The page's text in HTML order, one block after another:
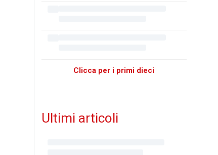
Clicca per i primi dieci
Ultimi articoli